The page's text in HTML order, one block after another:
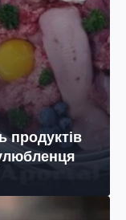
продуктів